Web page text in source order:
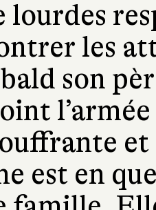
lourdes
les
son
est en